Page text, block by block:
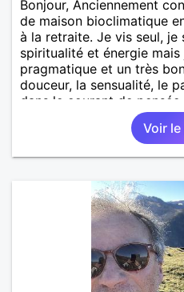
Bonjour, Anciennement
de maison bioclimatique
à la retraite. Je vis seul,
spiritualité et énergie mais
pragmatique et un très
douceur, la sensualité, le
dans le courant de
rencontrer une personne
expérimenté, découvrir
mutuellement pour
mais je compte m'installer
Réunion avant la fin 2026.
Voir